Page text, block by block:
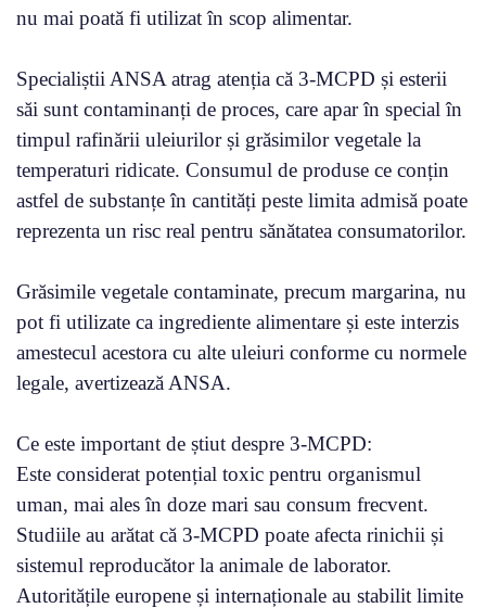
nu mai poată fi utilizat în scop alimentar.
Specialiștii ANSA atrag atenția că 3-MCPD și esterii
săi sunt contaminanți de proces, care apar în special în
timpul rafinării uleiurilor și grăsimilor vegetale la
temperaturi ridicate. Consumul de produse ce conțin
astfel de substanțe în cantități peste limita admisă poate
reprezenta un risc real pentru sănătatea consumatorilor.
Grăsimile vegetale contaminate, precum margarina, nu
pot fi utilizate ca ingrediente alimentare și este interzis
amestecul acestora cu alte uleiuri conforme cu normele
legale, avertizează ANSA.
Ce este important de știut despre 3-MCPD:
Este considerat potențial toxic pentru organismul
uman, mai ales în doze mari sau consum frecvent.
Studiile au arătat că 3-MCPD poate afecta rinichii și
sistemul reproducător la animale de laborator.
Autoritățile europene și internaționale au stabilit limite